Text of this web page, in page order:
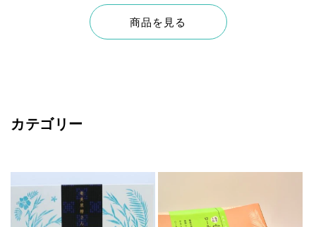
商品を見る
カテゴリー